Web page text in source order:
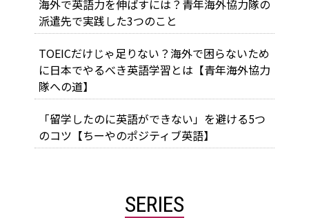
海外で英語力を伸ばすには？青年海外協力隊の
派遣先で実践した3つのこと
TOEICだけじゃ足りない？海外で困らないため
に日本でやるべき英語学習とは【青年海外協力
隊への道】
「留学したのに英語ができない」を避ける5つ
のコツ【ちーやのポジティブ英語】
SERIES